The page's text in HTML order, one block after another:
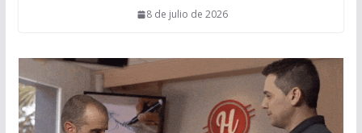
8 de julio de 2026